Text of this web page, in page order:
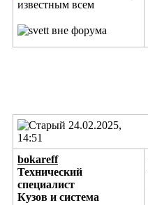
24.02.2025,
14:51
bokareff
Технический
специалист
Кузов и система